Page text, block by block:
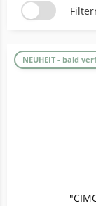
NEUHEIT - bald